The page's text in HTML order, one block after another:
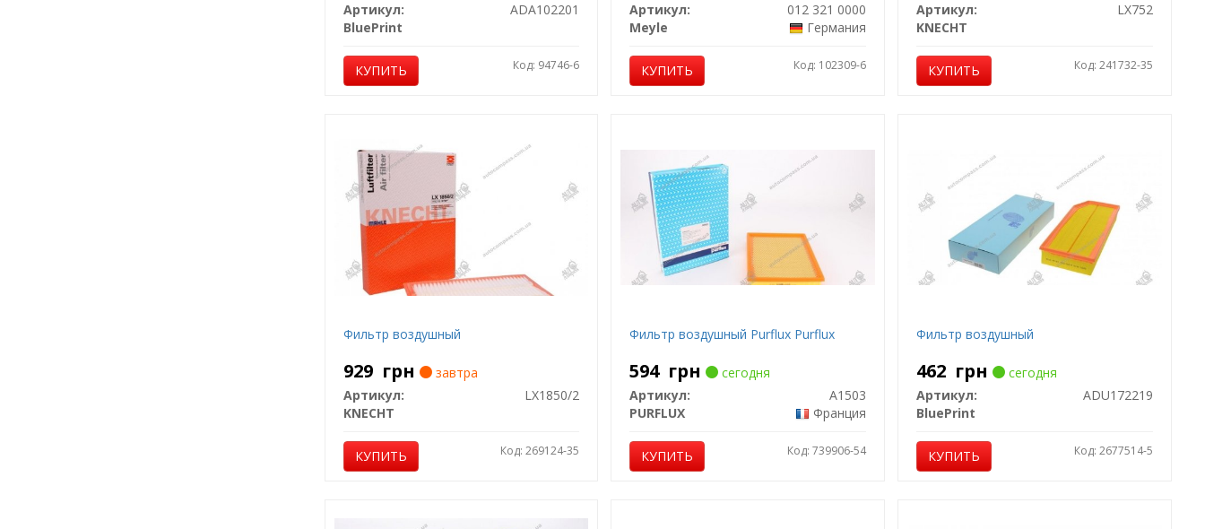
Артикул:
ADA102201
BluePrint
КУПИТЬ Код: 94746-6
Артикул:
012 321 0000
Meyle
Германия
КУПИТЬ Код: 102309-6
Артикул:
LX752
KNECHT
КУПИТЬ Код: 241732-35
Фильтр воздушный
929 грн
завтра
Артикул:
LX1850/2
KNECHT
КУПИТЬ Код: 269124-35
Фильтр воздушный Purflux Purflux
594 грн
сегодня
Артикул:
A1503
PURFLUX
Франция
КУПИТЬ Код: 739906-54
Фильтр воздушный
462 грн
сегодня
Артикул:
ADU172219
BluePrint
КУПИТЬ Код: 2677514-5